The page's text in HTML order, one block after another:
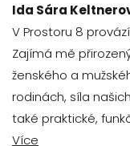
Ida Sára
V Prostoru 8
Zajímá mě
ženského a
rodinách, síla
také praktické,
Více